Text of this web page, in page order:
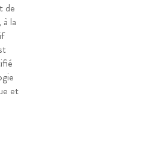
de
la
et